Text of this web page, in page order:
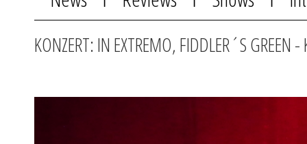
KONZERT: IN EXTREMO, FIDDLER´S